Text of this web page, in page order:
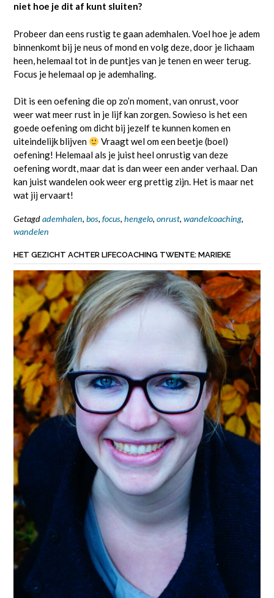
niet hoe je dit af kunt sluiten?
Probeer dan eens rustig te gaan ademhalen. Voel hoe je adem
binnenkomt bij je neus of mond en volg deze, door je lichaam
heen, helemaal tot in de puntjes van je tenen en weer terug.
Focus je helemaal op je ademhaling.
Dit is een oefening die op zo’n moment, van onrust, voor
weer wat meer rust in je lijf kan zorgen. Sowieso is het een
goede oefening om dicht bij jezelf te kunnen komen en
uiteindelijk blijven
Vraagt wel om een beetje (boel)
oefening! Helemaal als je juist heel onrustig van deze
oefening wordt, maar dat is dan weer een ander verhaal. Dan
kan juist wandelen ook weer erg prettig zijn. Het is maar net
wat jij ervaart!
Getagdademhalen, bos, focus, hengelo, onrust, wandelcoaching,
wandelen
HET GEZICHT ACHTER LIFECOACHING TWENTE: MARIEKE